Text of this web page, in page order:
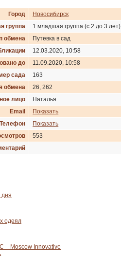
Город
Новосибирск
группа
1 младшая группа (с 2 до 3 лет)
обмена
Путевка в сад
12.03.2020, 10:58
до
11.09.2020, 10:58
сада
163
обмена
26, 262
лицо
Наталья
Email
Показать
Телефон
Показать
553
дня
одеял
– Moscow Innovative